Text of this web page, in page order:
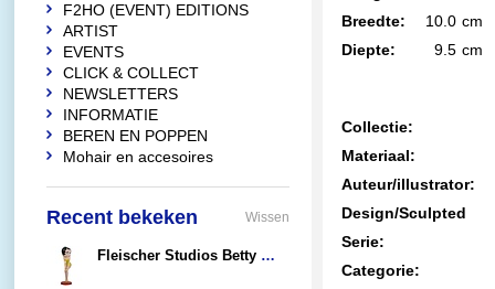
Breedte:
10.0 cm
Diepte:
9.5 cm
Collectie:
Materiaal:
Auteur/illustrator:
Design/Sculpted
Serie:
Categorie:
F2HO (EVENT) EDITIONS
ARTIST
EVENTS
CLICK & COLLECT
NEWSLETTERS
INFORMATIE
BEREN EN POPPEN
Mohair en accesoires
Recent bekeken Wissen
Fleischer Studios Betty Boop Classic Pose (Yellow Glitter)